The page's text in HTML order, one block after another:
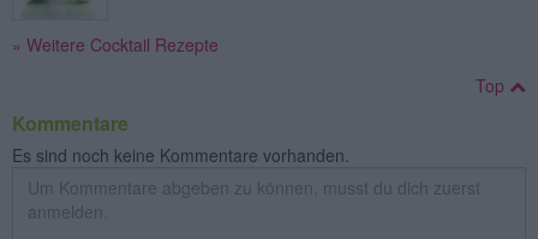
» Weitere Cocktail Rezepte
Top
Kommentare
Es sind noch keine Kommentare vorhanden.